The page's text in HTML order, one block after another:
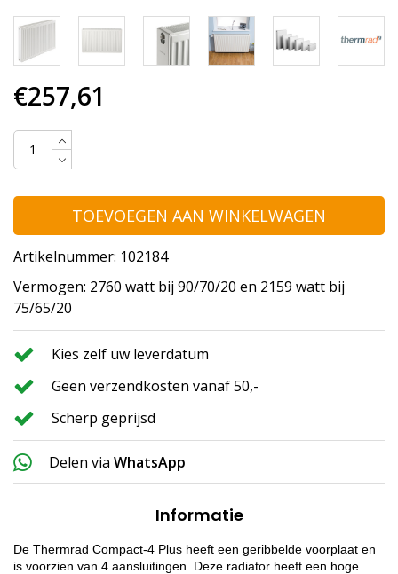
€257,61
TOEVOEGEN AAN WINKELWAGEN
Artikelnummer: 102184
Vermogen: 2760 watt bij 90/70/20 en 2159 watt bij
75/65/20
Kies zelf uw leverdatum
Geen verzendkosten vanaf 50,-
Scherp geprijsd
Delen via WhatsApp
Informatie
De Thermrad Compact-4 Plus heeft een geribbelde voorplaat en
is voorzien van 4 aansluitingen. Deze radiator heeft een hoge